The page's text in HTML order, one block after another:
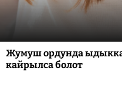
Жумуш ордунда
кайрылса болот